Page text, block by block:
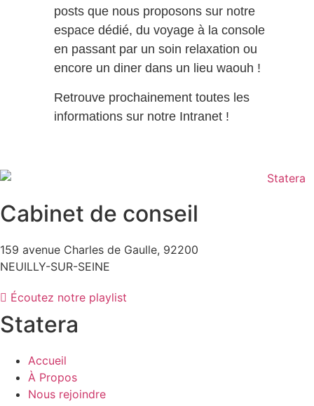
posts que nous proposons sur notre
espace dédié, du voyage à la console
en passant par un soin relaxation ou
encore un diner dans un lieu waouh !
Retrouve prochainement toutes les
informations sur notre Intranet !
Cabinet de conseil
159 avenue Charles de Gaulle, 92200
NEUILLY-SUR-SEINE
Écoutez notre playlist
Statera
Accueil
À Propos
Nous rejoindre